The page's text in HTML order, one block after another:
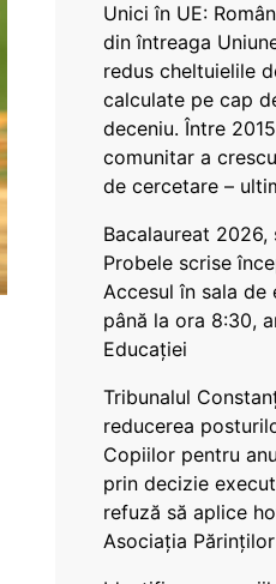
Unici în UE:
din întreaga
redus cheltuielile
calculate pe cap
deceniu. Între
comunitar a
de cercetare –
Bacalaureat 2026,
Probele scrise
Accesul în sala de
până la ora 8:30,
Educației
Tribunalul
reducerea
Copiilor pentru
prin decizie
refuză să aplice
Asociația Părinților